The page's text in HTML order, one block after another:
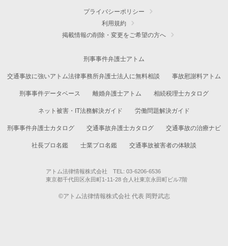
プライバシーポリシー
利用規約
掲載情報の削除・変更をご希望の方へ
刑事事件弁護士アトム
交通事故に強いアトム法律事務所弁護士法人に無料相談 事故慰謝料アトム
刑事事件データベース 離婚弁護士アトム 相続税理士カタログ
ネット被害・IT法務解決ガイド 労働問題解決ガイド
刑事事件弁護士カタログ 交通事故弁護士カタログ 交通事故の治療ナビ
社長プロ名鑑 士業プロ名鑑 交通事故被害者の体験談
アトム法律情報株式会社 TEL: 03-6206-6536
東京都千代田区永田町1-11-28 合人社東京永田町ビル7階
©アトム法律情報株式会社 代表 岡野武志